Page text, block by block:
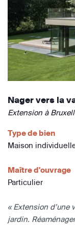
Nager vers la
Extension à
Type de bien
Maison
Maître d'ouvrage
Particulier
« Extension d’une
jardin.